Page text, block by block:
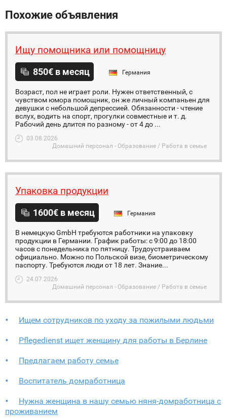
Похожие объявления
Ищу помощника или помощницу
850€ в месяц Германия
Возраст, пол не играет роли. Нужен ответственный, с
чувством юмора помощник, он же личный компаньен для
девушки с небольшой депрессией. Обязанности - чтение
вслух, водить на спорт, прогулки совместные и т. д.
Рабочий день длится по разному - от 4 до ...
03.08.2026
Домашний персонал - Образование / Работа в семье
Упаковка продукции
1600€ в месяц Германия
В немецкую GmbH требуются работники на упаковку
продукции в Германии. График работы: с 9:00 до 18:00
часов с понедельника по пятницу. Трудоустраиваем
официально. Можно по Польской визе, биометрическому
паспорту. Требуются люди от 18 лет. Знание...
24.07.2026
Домашний персонал - Образование / Работа в семье
Ищем сотрудников по уходу за пожилыми людьми
Pflegedienst ищет женщину для работы в Берлине
Предлагаем работу семье
Воспитатель домработница
Нужна женщина в нашу семью няня-домработница с
проживанием